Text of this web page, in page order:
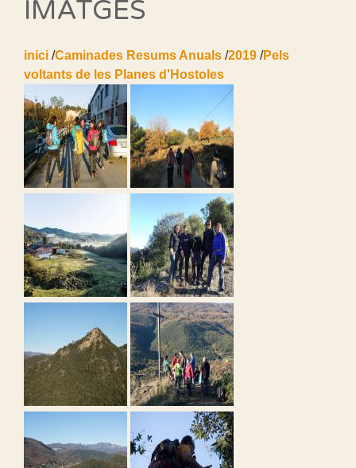
IMATGES
inici /Caminades Resums Anuals /2019 /Pels
voltants de les Planes d'Hostoles